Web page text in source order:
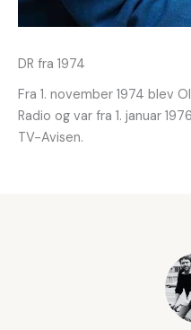
DR fra 1974
Fra 1. november 1974 blev
Radio og var fra 1. januar
TV-Avisen.